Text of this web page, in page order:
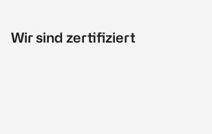
Wir sind zertifiziert